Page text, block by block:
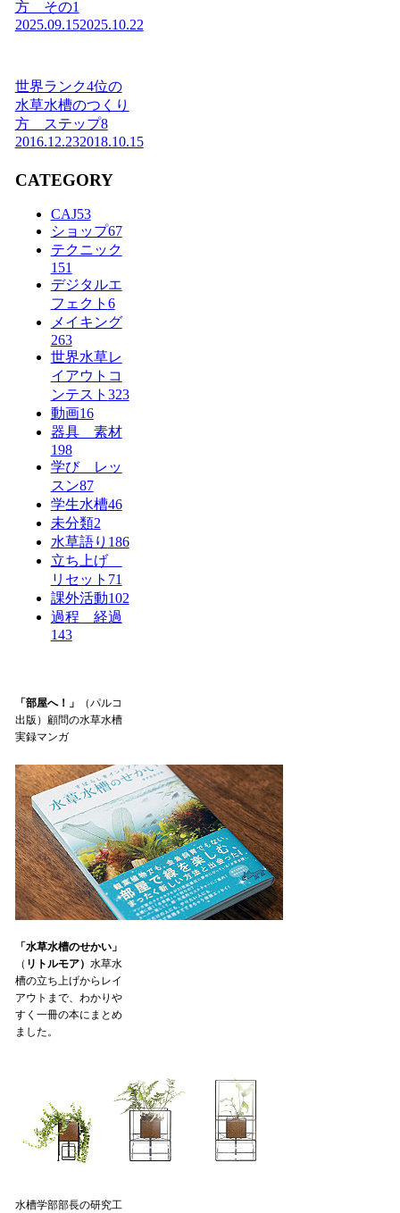
方 その1
2025.09.152025.10.22
世界ランク4位の
水草水槽のつくり
方 ステップ8
2016.12.232018.10.15
CATEGORY
CAJ53
ショップ67
テクニック
151
デジタルエ
フェクト 6
メイキング
263
世界水草レ
イアウトコ
ンテスト 323
動画16
器具 素材
198
学び レッ
スン87
学生水槽46
未分類2
水草語り 186
立ち上げ
リセット 71
課外活動102
過程 経過
143
「部屋へ！」
（パルコ
出版）顧問の水草水槽
実録マンガ
「水草水槽のせかい」
（ リトルモア） 水草水
槽の立ち上げからレイ
アウトまで、わかりや
すく一冊の本にまとめ
ました。
水槽学部部長の研究工